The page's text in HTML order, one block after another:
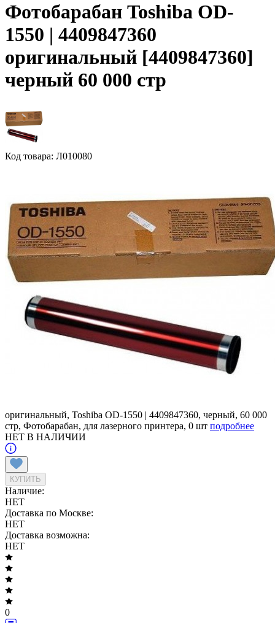
Фотобарабан Toshiba OD-
1550 | 4409847360
оригинальный [4409847360]
черный 60 000 стр
Код товара: Л010080
оригинальный, Toshiba OD-1550 | 4409847360, черный, 60 000
стр, Фотобарабан, для лазерного принтера, 0 шт подробнее
НЕТ В НАЛИЧИИ
КУПИТЬ
Наличие:
НЕТ
Доставка по Москве:
НЕТ
Доставка возможна:
НЕТ
0